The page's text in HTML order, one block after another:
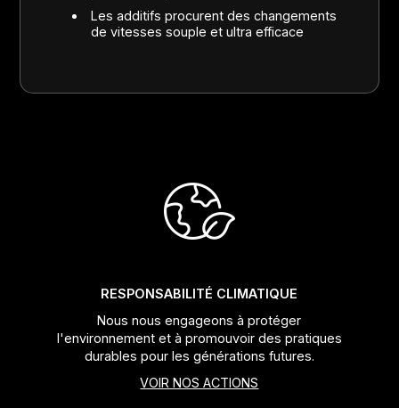
Les additifs procurent des changements
de vitesses souple et ultra efficace
RESPONSABILITÉ CLIMATIQUE
Nous nous engageons à protéger
l'environnement et à promouvoir des pratiques
durables pour les générations futures.
VOIR NOS ACTIONS